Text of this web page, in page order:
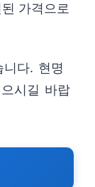
가격으로
다. 현명
시길 바랍